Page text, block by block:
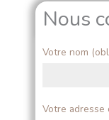
d
n
g
r
a
Nous
Votre nom
Votre adresse